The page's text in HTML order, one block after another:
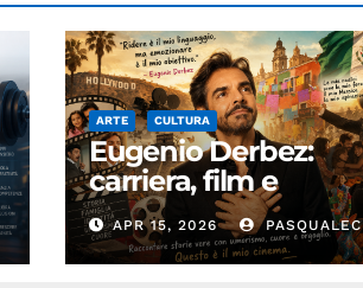
ARTE CULTURA
Eugenio Derbez:
carriera, film e
successo
internazionale
dell’attore
APR 15, 2026 PASQUALEC